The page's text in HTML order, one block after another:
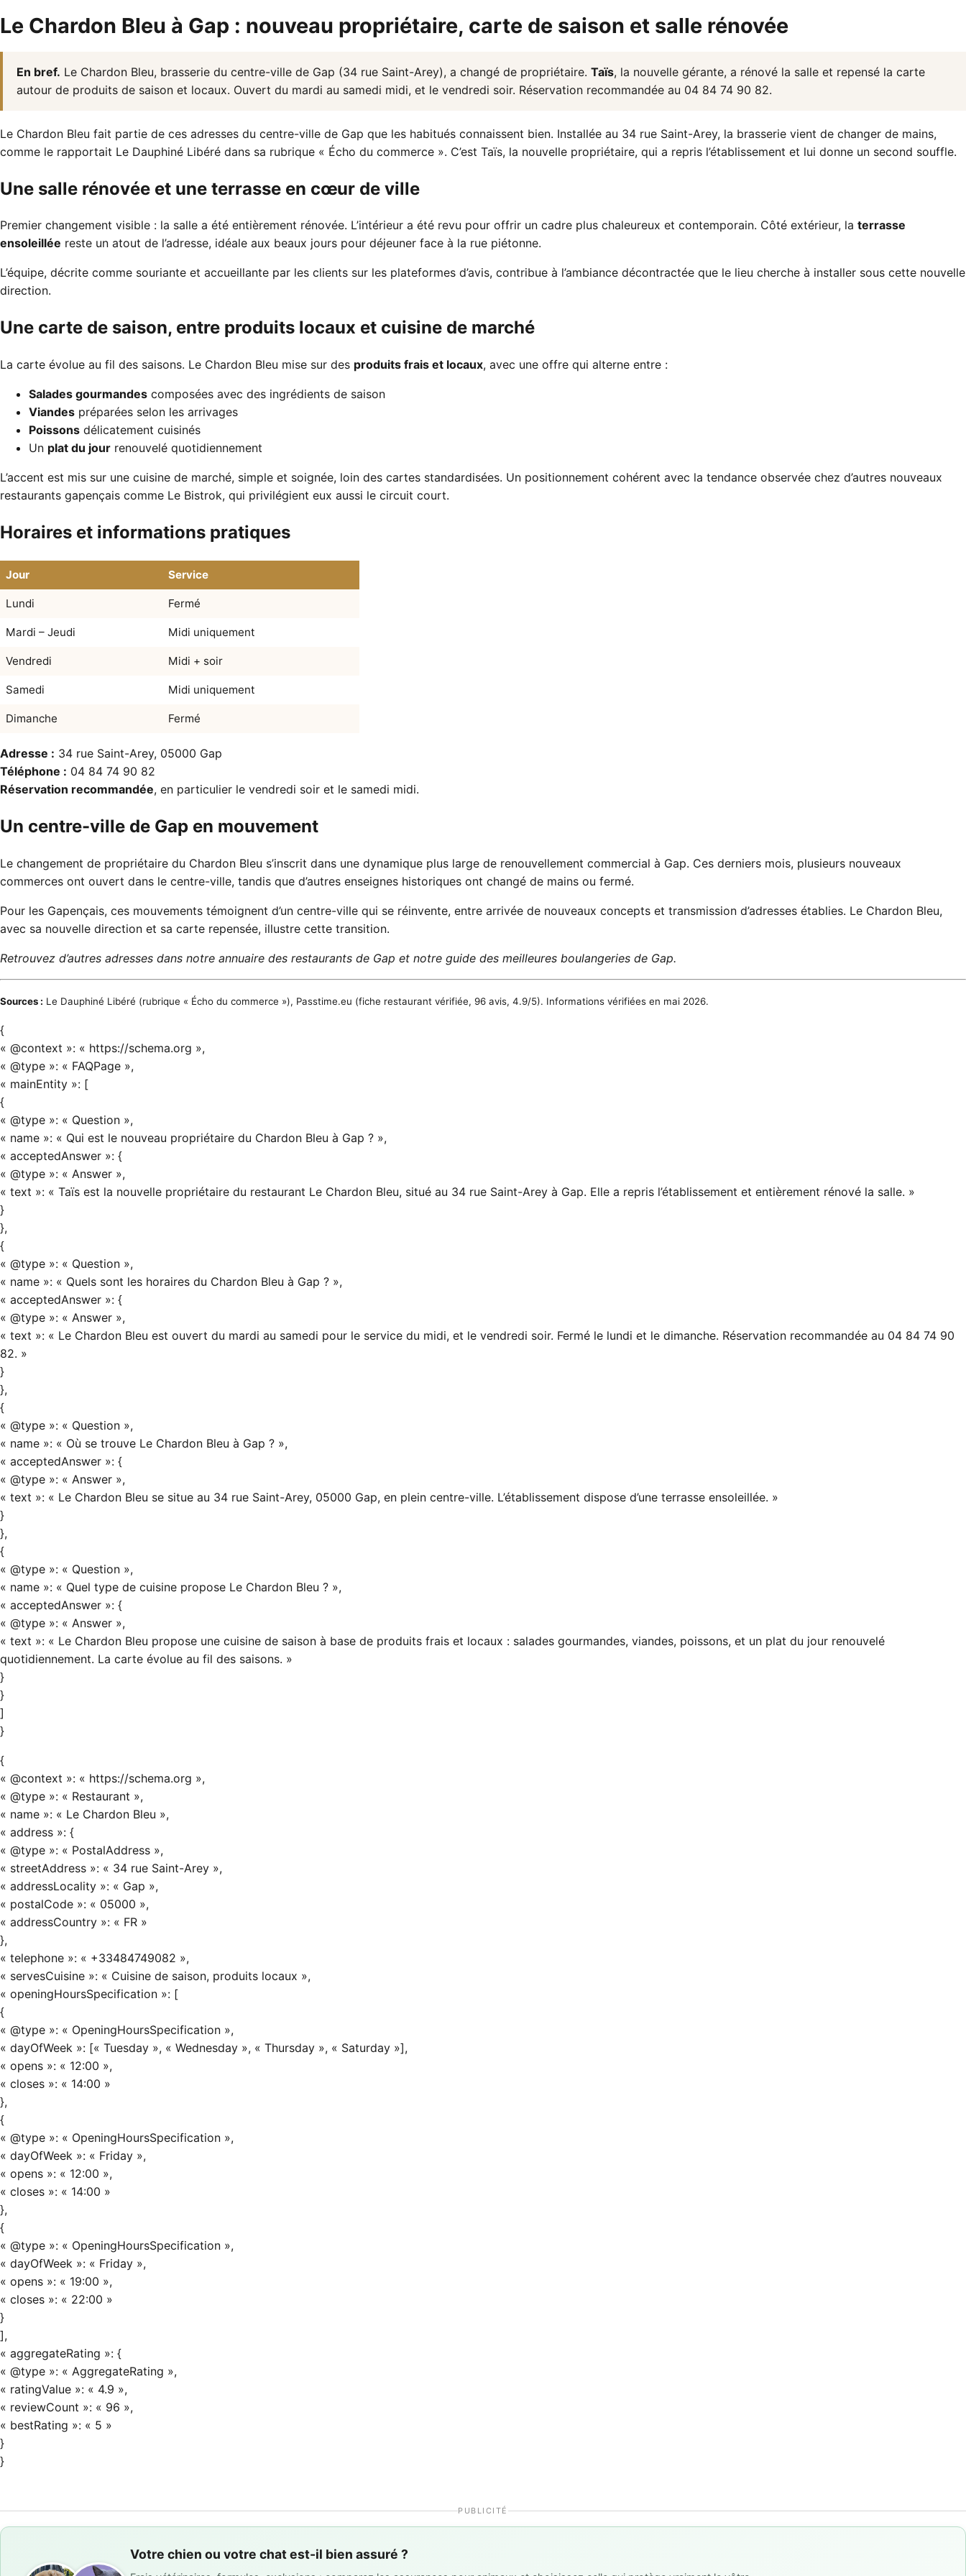
Le Chardon Bleu à Gap : nouveau propriétaire, carte de saison et salle rénovée
En bref. Le Chardon Bleu, brasserie du centre-ville de Gap (34 rue Saint-Arey), a changé de propriétaire.Taïs, la nouvelle gérante, a rénové la salle et repensé la carte
autour de produits de saison et locaux. Ouvert du mardi au samedi midi, et le vendredi soir. Réservation recommandée au 04 84 74 90 82.
Le Chardon Bleu fait partie de ces adresses du centre-ville de Gap que les habitués connaissent bien. Installée au 34 rue Saint-Arey, la brasserie vient de changer de mains,
comme le rapportait Le Dauphiné Libéré dans sa rubrique « Écho du commerce ». C’est Taïs, la nouvelle propriétaire, qui a repris l’établissement et lui donne un second souffle.
Une salle rénovée et une terrasse en cœur de ville
Premier changement visible : la salle a été entièrement rénovée. L’intérieur a été revu pour offrir un cadre plus chaleureux et contemporain. Côté extérieur, la terrasse
ensoleillée reste un atout de l’adresse, idéale aux beaux jours pour déjeuner face à la rue piétonne.
L’équipe, décrite comme souriante et accueillante par les clients sur les plateformes d’avis, contribue à l’ambiance décontractée que le lieu cherche à installer sous cette nouvelle
direction.
Une carte de saison, entre produits locaux et cuisine de marché
La carte évolue au fil des saisons. Le Chardon Bleu mise sur des produits frais et locaux, avec une offre qui alterne entre :
Salades gourmandes composées avec des ingrédients de saison
Viandes préparées selon les arrivages
Poissons délicatement cuisinés
Un plat du jour renouvelé quotidiennement
L’accent est mis sur une cuisine de marché, simple et soignée, loin des cartes standardisées. Un positionnement cohérent avec la tendance observée chez d’autres nouveaux
restaurants gapençais comme Le Bistrok, qui privilégient eux aussi le circuit court.
Horaires et informations pratiques
Jour Service
Lundi Fermé
Mardi – Jeudi Midi uniquement
Vendredi Midi + soir
Samedi Midi uniquement
Dimanche Fermé
Adresse : 34 rue Saint-Arey, 05000 Gap
Téléphone : 04 84 74 90 82
Réservation recommandée, en particulier le vendredi soir et le samedi midi.
Un centre-ville de Gap en mouvement
Le changement de propriétaire du Chardon Bleu s’inscrit dans une dynamique plus large de renouvellement commercial à Gap. Ces derniers mois, plusieurs nouveaux
commerces ont ouvert dans le centre-ville, tandis que d’autres enseignes historiques ont changé de mains ou fermé.
Pour les Gapençais, ces mouvements témoignent d’un centre-ville qui se réinvente, entre arrivée de nouveaux concepts et transmission d’adresses établies. Le Chardon Bleu,
avec sa nouvelle direction et sa carte repensée, illustre cette transition.
Retrouvez d’autres adresses dans notre annuaire des restaurants de Gap et notre guide des meilleures boulangeries de Gap.
Sources : Le Dauphiné Libéré (rubrique « Écho du commerce »), Passtime.eu (fiche restaurant vérifiée, 96 avis, 4.9/5). Informations vérifiées en mai 2026.
{
« @context »: « https://schema.org »,
« @type »: « FAQPage »,
« mainEntity »: [
{
« @type »: « Question »,
« name »: « Qui est le nouveau propriétaire du Chardon Bleu à Gap ? »,
« acceptedAnswer »: {
« @type »: « Answer »,
« text »: « Taïs est la nouvelle propriétaire du restaurant Le Chardon Bleu, situé au 34 rue Saint-Arey à Gap. Elle a repris l’établissement et entièrement rénové la salle. »
}
},
{
« @type »: « Question »,
« name »: « Quels sont les horaires du Chardon Bleu à Gap ? »,
« acceptedAnswer »: {
« @type »: « Answer »,
« text »: « Le Chardon Bleu est ouvert du mardi au samedi pour le service du midi, et le vendredi soir. Fermé le lundi et le dimanche. Réservation recommandée au 04 84 74 90
82. »
}
},
{
« @type »: « Question »,
« name »: « Où se trouve Le Chardon Bleu à Gap ? »,
« acceptedAnswer »: {
« @type »: « Answer »,
« text »: « Le Chardon Bleu se situe au 34 rue Saint-Arey, 05000 Gap, en plein centre-ville. L’établissement dispose d’une terrasse ensoleillée. »
}
},
{
« @type »: « Question »,
« name »: « Quel type de cuisine propose Le Chardon Bleu ? »,
« acceptedAnswer »: {
« @type »: « Answer »,
« text »: « Le Chardon Bleu propose une cuisine de saison à base de produits frais et locaux : salades gourmandes, viandes, poissons, et un plat du jour renouvelé
quotidiennement. La carte évolue au fil des saisons. »
}
}
]
}
{
« @context »: « https://schema.org »,
« @type »: « Restaurant »,
« name »: « Le Chardon Bleu »,
« address »: {
« @type »: « PostalAddress »,
« streetAddress »: « 34 rue Saint-Arey »,
« addressLocality »: « Gap »,
« postalCode »: « 05000 »,
« addressCountry »: « FR »
},
« telephone »: « +33484749082 »,
« servesCuisine »: « Cuisine de saison, produits locaux »,
« openingHoursSpecification »: [
{
« @type »: « OpeningHoursSpecification »,
« dayOfWeek »: [« Tuesday », « Wednesday », « Thursday », « Saturday »],
« opens »: « 12:00 »,
« closes »: « 14:00 »
},
{
« @type »: « OpeningHoursSpecification »,
« dayOfWeek »: « Friday »,
« opens »: « 12:00 »,
« closes »: « 14:00 »
},
{
« @type »: « OpeningHoursSpecification »,
« dayOfWeek »: « Friday »,
« opens »: « 19:00 »,
« closes »: « 22:00 »
}
],
« aggregateRating »: {
« @type »: « AggregateRating »,
« ratingValue »: « 4.9 »,
« reviewCount »: « 96 »,
« bestRating »: « 5 »
}
}
PUBLICITÉ
Votre chien ou votre chat est-il bien assuré ?